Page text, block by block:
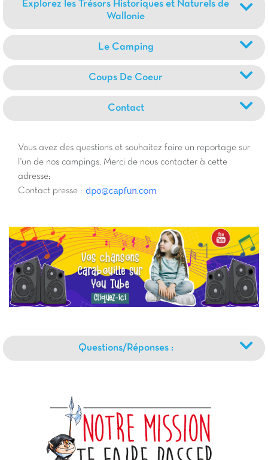
Explorez les Trésors Historiques et Naturels de
Wallonie
Le Camping
Coups De Coeur
Contact
Vous avez des questions et souhaitez faire un reportage sur
l'un de nos campings. Merci de nous contacter à cette
adresse:
Contact presse :
Questions/Réponses :